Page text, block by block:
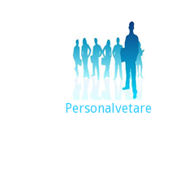
Personalvetare